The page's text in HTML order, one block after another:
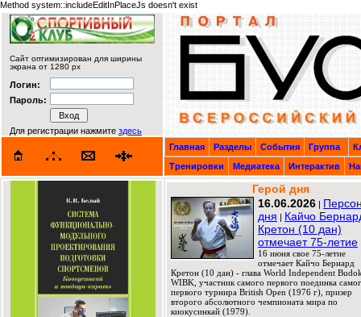
Method system::includeEditInPlaceJs doesn't exist
Сайт оптимизирован для ширины
экрана от 1280 px
Логин:
Пароль:
Для регистрации нажмите здесь
Главная
Разделы События Группа
Тренировки
Медиатека Интерактив
Герой дня
16.06.2026 |
дня | Кайчо
Кретон (10 дан)
отмечает 75-летие
16 июня свое 75-летие
отмечает Кайчо Бернард
Кретон (10 дан) - глава World Independent
WIBK, участник самого первого поединка
первого турнира British Open (1976 г), призер
второго абсолютного чемпионата мира по
киокусинкай (1979).